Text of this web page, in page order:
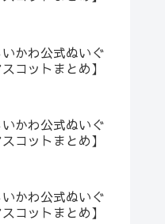
いかわ公式ぬいぐ
コットまとめ】
いかわ公式ぬいぐ
コットまとめ】
いかわ公式ぬいぐ
コットまとめ】